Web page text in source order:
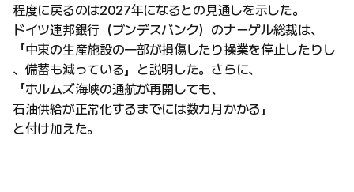
程度に戻るのは2027年になるとの見通しを示した。
ドイツ連邦銀行（ブンデスバンク）のナーゲル総裁は、
「中東の生産施設の一部が損傷したり操業を停止したりし
、備蓄も減っている」と説明した。さらに、
「ホルムズ海峡の通航が再開しても、
石油供給が正常化するまでには数カ月かかる」
と付け加えた。